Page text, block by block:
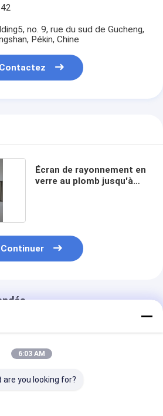
no. 9, rue du sud de Gucheng,
Pékin, Chine
Contactez
Écran de rayonnement en
verre au plomb jusqu'à
Continuer
6:03 AM
are you looking for?